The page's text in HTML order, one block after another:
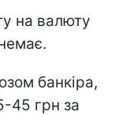
на валюту
банкіра,
45 грн за